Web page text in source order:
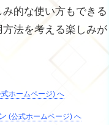
的な使い方もできる
法を考える楽しみが
ホームページ) へ
(公式ホームページ) へ